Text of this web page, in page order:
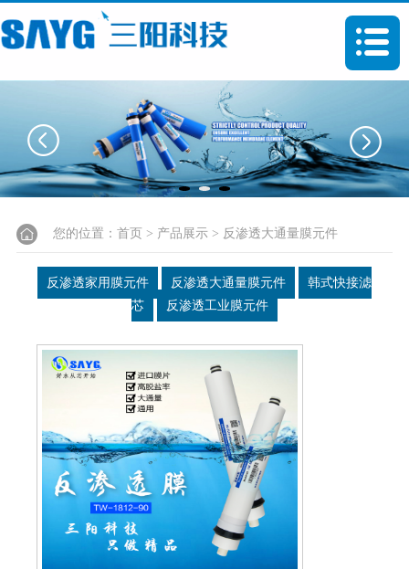
您的位置： 首页 > 产品展示> 反渗透大通量膜元件
反渗透家用膜元件 反渗透大通量膜元件
韩式快接滤
芯
反渗透工业膜元件